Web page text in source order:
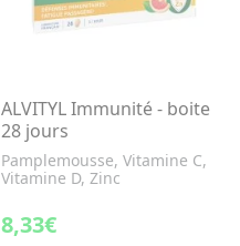
ALVITYL Immunité - boite
28 jours
Pamplemousse, Vitamine C,
Vitamine D, Zinc
8,33€